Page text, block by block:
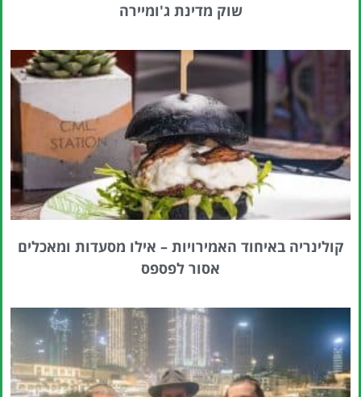
שוק מדינת ג'ומיירה
קולינריה באיחוד האמירויות – אילו מסעדות ומאכלים
אסור לפספס